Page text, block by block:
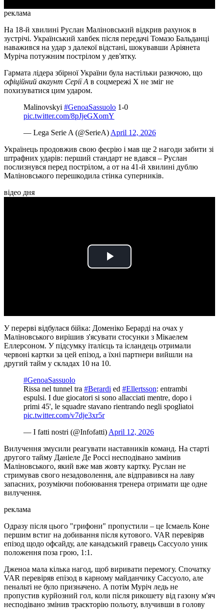
реклама
На 18-й хвилині Руслан Маліновський відкрив рахунок в
зустрічі. Український хавбек після передачі Томазо Бальданці
наважився на удар з далекої відстані, шокувавши Аріянета
Муріча потужним пострілом у дев'ятку.
Гармата лідера збірної України була настільки разючою, що
офіційний акаунт Серії А в соцмережі X не зміг не
похизуватися цим ударом.
Malinovskyi #GenoaSassuolo 1-0
pic.twitter.com/8pJjeGXomY
— Lega Serie A (@SerieA) April 12, 2026
Українець продовжив свою феєрію і мав ще 2 нагоди забити зі
штрафних ударів: перший стандарт не вдався – Руслан
послизнувся перед пострілом, а от на 41-й хвилині дублю
Маліновського перешкодила стінка суперників.
відео дня
Play
У перерві відбулася бійка: Доменіко Берарді на очах у
Маліновського вирішив з'ясувати стосунки з Мікаелем
Еллерсоном. У підсумку італієць та ісландець отримали
червоні картки за цей епізод, а їхні партнери вийшли на
другий тайм у складах 10 на 10.
#GenoaSassuolo
Rissa nel tunnel tra #Berardi ed #Ellertsson: entrambi
espulsi. I due giocatori si sono allacciati mentre, dopo i
primi 45', le squadre stavano rientrando negli spogliatoi
pic.twitter.com/v7dje3xr5r
— I fatti nostri (@Infofatti) April 12, 2026
Вилучення змусили реагувати наставників команд. На старті
другого тайму Даніеле Де Россі несподівано замінив
Маліновського, який вже мав жовту картку. Руслан не
стримував свого незадоволення, але відправився на лаву
запасних, розуміючи побоювання тренера отримати ще одне
вилучення.
реклама
Одразу після цього "грифони" пропустили – це Ісмаель Коне
першим встиг на добивання після кутового. VAR перевіряв
епізод щодо офсайду, але канадський гравець Сассуоло уник
положення поза грою, 1:1.
Дженоа мала кілька нагод, щоб виривати перемогу. Спочатку
VAR перевіряв епізод в карному майданчику Сассуоло, але
пенальті не було призначено. А потім Муріч ледь не
пропустив курйозний гол, коли після рикошету від газону м'яч
несподівано змінив траєкторію польоту, влучивши в голову